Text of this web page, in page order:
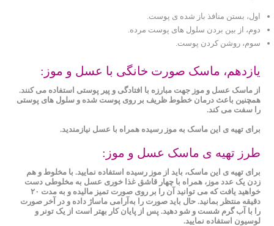
اول، بستن منافذ باز شده ‌ی پوست.
دوم، از بین بردن سلول‌ های پوست مرده.
سوم، روشن کردن پوست.
یازدهم، ماسک صورت خانگی با عسل و موز:
از ماسک عسل و موز جهت مبارزه با افتادگی و پیر پوستی استفاده می کنند.
همچنین باعث درمان خطوط ظریف بر روی پوست شده و سلول های پوستی
را سفت می کند.
برای تهیه ی این ماسک به موز رسیده همراه با عسل نیازمندید.
طرز تهیه ی ماسک عسل و موز:
برای تهیه ی این ماسک، باید از موز رسیده استفاده نمایید. با مخلوط و هم
زدن یک عدد موز، همراه با چهار قاشق غذا خوری عسل به مخلوطی دست
خواهید یافت که می توانید آن را بر روی صورت تمیز مالیده و به مدت ۲۰
دقیقه منتظر بمانید. حال باید صورت را به‌آرامی ماساژ داده و در آخر صورت
را با آب گرم شست و شو دهید. پس از پایان کار بهتر است از یک تونر و
لوسیون استفاده نمایید.